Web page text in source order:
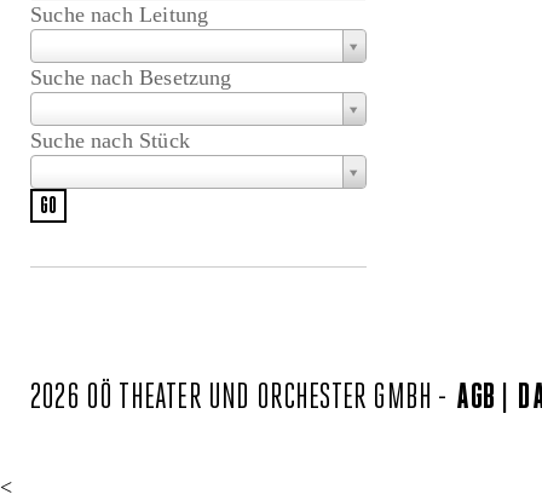
Suche nach Leitung
Suche nach Besetzung
Suche nach Stück
2026 OÖ THEATER UND ORCHESTER GMBH - AGB
<